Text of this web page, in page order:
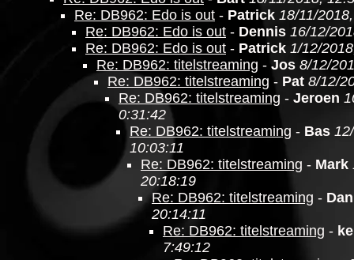
Re: DB962: Edo is out - Patrick 18/11/
Re: DB962: Edo is out - Dennis 16/12/
Re: DB962: Edo is out - Patrick 1/12/
Re: DB962: titelstreaming - Jos 8/12/
Re: DB962: titelstreaming - Pat 8/12/
Re: DB962: titelstreaming - Jeroen
0:31:42
Re: DB962: titelstreaming - Bas
10:03:11
Re: DB962: titelstreaming - Mark
20:18:19
Re: DB962: titelstreaming -
20:14:11
Re: DB962: titelstreaming -
7:49:12